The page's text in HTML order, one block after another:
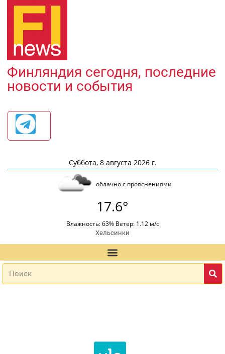
Финляндия сегодня, последние
новости и события
Суббота, 8 августа 2026 г.
облачно с прояснениями
17.6°
Влажность: 63% Ветер: 1.12 м/с
Хельсинки